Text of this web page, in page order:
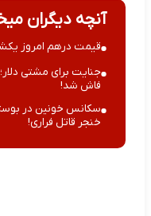
آنچه دیگران
قیمت درهم امروز یکشنبه ۱۸
جنایت برای مشتی
فاش شد!
سکانس خونین در
خنجر قاتل فراری!